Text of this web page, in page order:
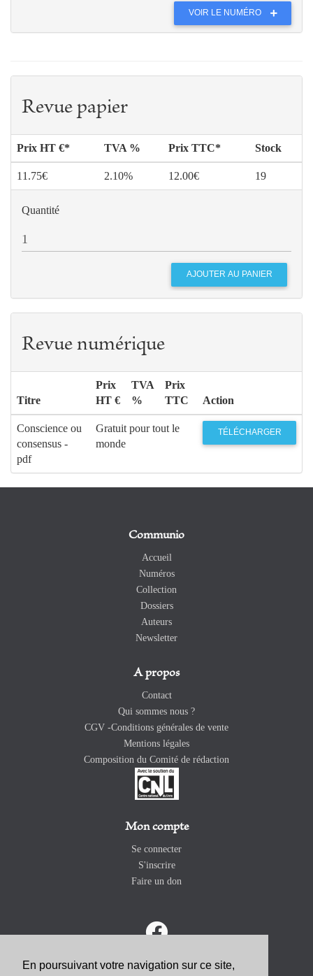
En poursuivant votre navigation sur ce site,
VOIR LE NUMÉRO
Revue papier
Prix HT €* TVA % Prix TTC* Stock
11.75€ 2.10% 12.00€ 19
Quantité
Revue numérique
Titre
Prix
HT €
TVA
%
Prix
TTC
Action
Conscience ou
consensus -
pdf
Gratuit pour tout le
monde
TÉLÉCHARGER
Communio
Accueil
Numéros
Collection
Dossiers
Auteurs
Newsletter
A propos
Contact
Qui sommes nous ?
CGV -Conditions générales de vente
Mentions légales
Composition du Comité de rédaction
Mon compte
Se connecter
S'inscrire
Faire un don